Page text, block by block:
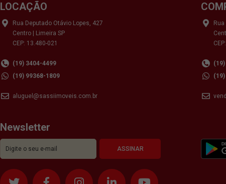
LOCAÇÃO
Rua Deputado Otávio Lopes, 427
Centro | Limeira SP
CEP: 13.480-021
(19) 3404-4499
(19) 99368-1809
aluguel@sassiimoveis.com.br
Newsletter